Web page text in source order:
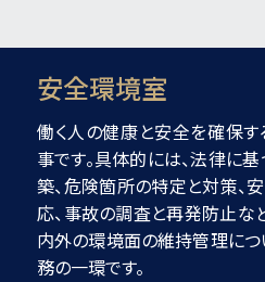
安全環境室
働く人の健康と安全を確保
事です。具体的には、法律に
築、危険箇所の特定と対策、
応、事故の調査と再発防止な
内外の環境面の維持管理につ
務の一環です。